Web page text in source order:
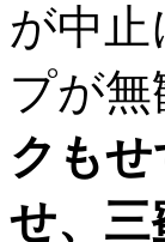
が中
プが
クも
せ、三